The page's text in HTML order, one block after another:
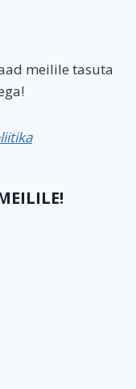
meilile tasuta